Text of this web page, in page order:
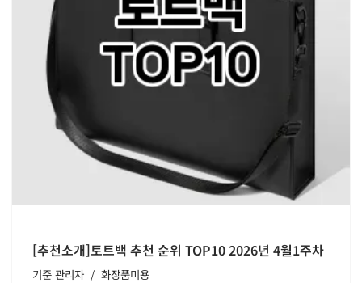
[추천소개]토트백 추천 순위 TOP10 2026년 4월1주차
기준 관리자 화장품미용